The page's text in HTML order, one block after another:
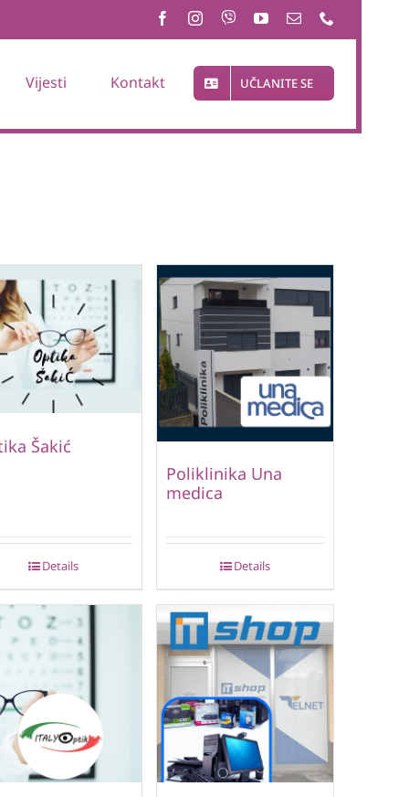
Vijesti Kontakt UČLANITE SE
Šakić
Details
Poliklinika Una
medica
Details